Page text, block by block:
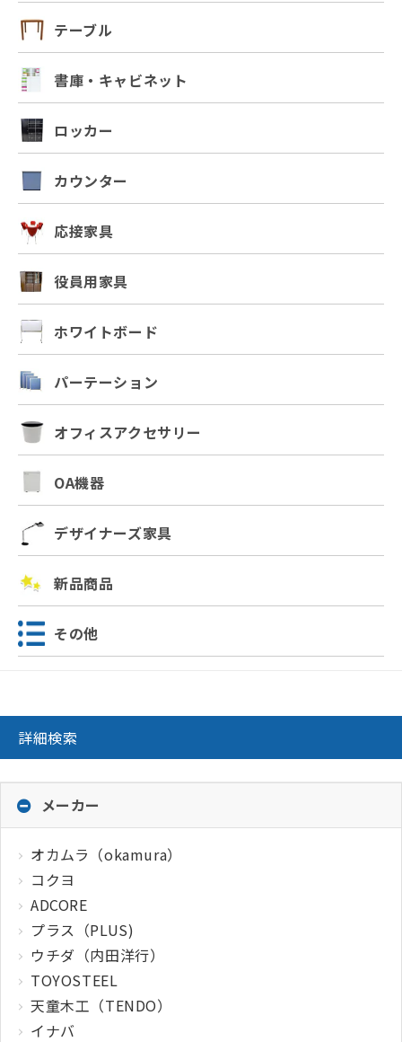
テーブル
書庫・キャビネット
ロッカー
カウンター
応接家具
役員用家具
ホワイトボード
パーテーション
オフィスアクセサリー
OA機器
デザイナーズ家具
新品商品
その他
詳細検索
メーカー
オカムラ（okamura）
コクヨ
ADCORE
プラス（PLUS)
ウチダ（内田洋行）
TOYOSTEEL
天童木工（TENDO）
イナバ